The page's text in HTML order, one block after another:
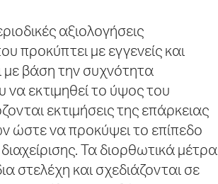
αξιολογήσεις
προκύπτει με εγγενείς και
με βάση την συχνότητα
να εκτιμηθεί το ύψος του
εκτιμήσεις της επάρκειας
ώστε να προκύψει το επίπεδο
Τα διορθωτικά μέτρα
στελέχη και σχεδιάζονται σε